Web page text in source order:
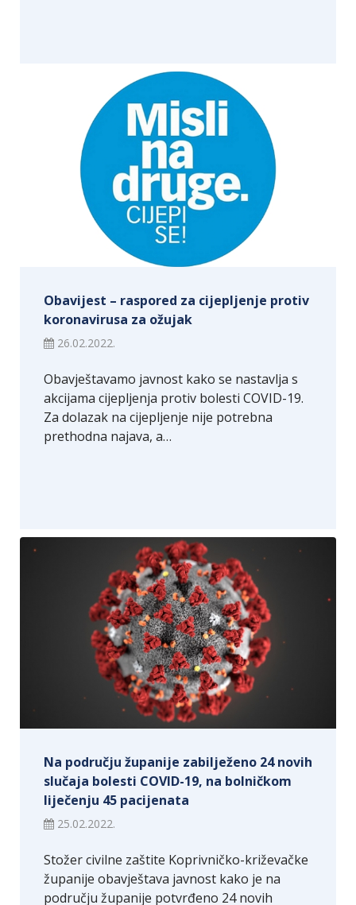
Obavijest – raspored za cijepljenje protiv
koronavirusa za ožujak
26.02.2022.
Obavještavamo javnost kako se nastavlja s
akcijama cijepljenja protiv bolesti COVID-19.
Za dolazak na cijepljenje nije potrebna
prethodna najava, a…
Na području županije zabilježeno 24 novih
slučaja bolesti COVID-19, na bolničkom
liječenju 45 pacijenata
25.02.2022.
Stožer civilne zaštite Koprivničko-križevačke
županije obavještava javnost kako je na
području županije potvrđeno 24 novih